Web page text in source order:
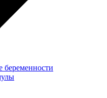
беременности